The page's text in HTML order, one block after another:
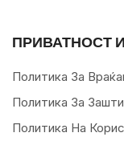
ПРИВАТНОСТ
Политика За
Политика За
Политика На